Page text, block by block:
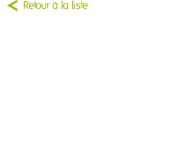
Retour à la liste